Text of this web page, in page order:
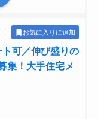
お気に入りに追加
ト可／伸び盛りの
集！大手住宅メ